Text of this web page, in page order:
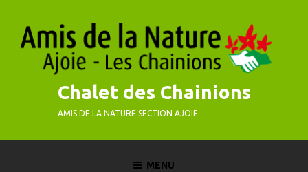
content
Chalet des Chainions
AMIS DE LA NATURE SECTION AJOIE
MENU